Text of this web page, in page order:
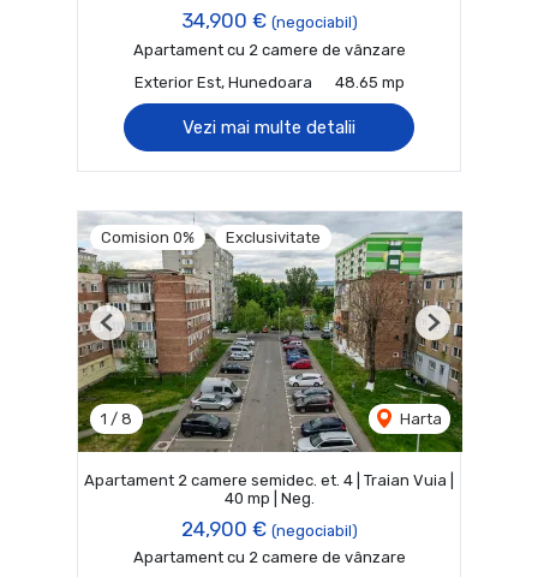
34,900 € (negociabil)
Apartament cu 2 camere de vânzare
Exterior Est, Hunedoara
48.65 mp
Vezi mai multe detalii
Comision 0% Exclusivitate
1 / 8 Harta
Previous Next
Apartament 2 camere semidec. et. 4 | Traian Vuia |
40 mp | Neg.
24,900 € (negociabil)
Apartament cu 2 camere de vânzare